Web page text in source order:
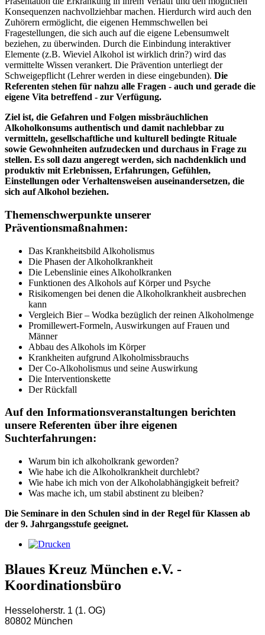
Konsequenzen nachvollziehbar machen. Hierdurch wird auch den
Zuhörern ermöglicht, die eigenen Hemmschwellen bei
Fragestellungen, die sich auch auf die eigene Lebensumwelt
beziehen, zu überwinden. Durch die Einbindung interaktiver
Elemente (z.B. Wieviel Alkohol ist wirklich drin?) wird das
vermittelte Wissen verankert. Die Prävention unterliegt der
Schweigepflicht (Lehrer werden in diese eingebunden). Die
Referenten stehen für nahzu alle Fragen - auch und gerade die
eigene Vita betreffend - zur Verfügung.
Ziel ist, die Gefahren und Folgen missbräuchlichen
Alkoholkonsums authentisch und damit nachlebbar zu
vermitteln, gesellschaftliche und kulturell bedingte Rituale
sowie Gewohnheiten aufzudecken und durchaus in Frage zu
stellen. Es soll dazu angeregt werden, sich nachdenklich und
produktiv mit Erlebnissen, Erfahrungen, Gefühlen,
Einstellungen oder Verhaltensweisen auseinandersetzen, die
sich auf Alkohol beziehen.
Themenschwerpunkte unserer
Präventionsmaßnahmen:
Das Krankheitsbild Alkoholismus
Die Phasen der Alkoholkrankheit
Die Lebenslinie eines Alkoholkranken
Funktionen des Alkohols auf Körper und Psyche
Risikomengen bei denen die Alkoholkrankheit ausbrechen
kann
Vergleich Bier – Wodka bezüglich der reinen Alkoholmenge
Promillewert-Formeln, Auswirkungen auf Frauen und
Männer
Abbau des Alkohols im Körper
Krankheiten aufgrund Alkoholmissbrauchs
Der Co-Alkoholismus und seine Auswirkung
Die Interventionskette
Der Rückfall
Auf den Informationsveranstaltungen berichten
unsere Referenten über ihre eigenen
Suchterfahrungen:
Warum bin ich alkoholkrank geworden?
Wie habe ich die Alkoholkrankheit durchlebt?
Wie habe ich mich von der Alkoholabhängigkeit befreit?
Was mache ich, um stabil abstinent zu bleiben?
Die Seminare in den Schulen sind in der Regel für Klassen ab
der 9. Jahrgangsstufe geeignet.
Blaues Kreuz München e.V. -
Koordinationsbüro
Hesseloherstr. 1 (1. OG)
80802 München